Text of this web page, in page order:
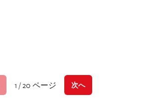
1 / 20 ページ 次へ